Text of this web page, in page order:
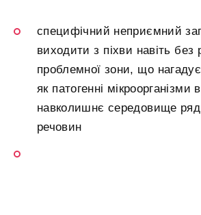
специфічний неприємний
виходити з піхви навіть без
проблемної зони, що
як патогенні мікроорганізми
навколишнє середовище
речовин